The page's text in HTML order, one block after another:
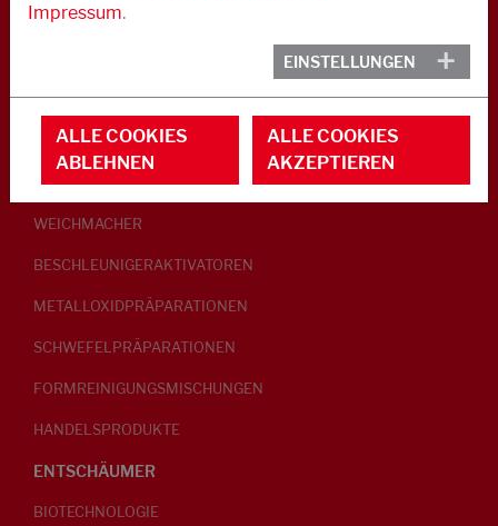
GLEITMITTEL
PEPTISATOREN
KLEBRIGMACHER / HOMOGENISATOREN
WEICHMACHER
BESCHLEUNIGERAKTIVATOREN
METALLOXIDPRÄPARATIONEN
SCHWEFELPRÄPARATIONEN
FORMREINIGUNGSMISCHUNGEN
HANDELSPRODUKTE
ENTSCHÄUMER
BIOTECHNOLOGIE
Impressum.
EINSTELLUNGEN
ALLE COOKIES
ABLEHNEN
ALLE COOKIES
AKZEPTIEREN